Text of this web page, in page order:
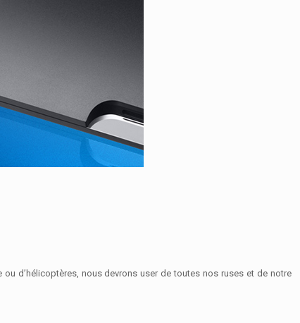
d’hélicoptères, nous devrons user de toutes nos ruses et de notre